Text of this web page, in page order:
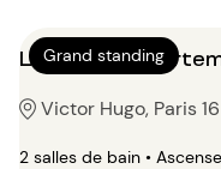
Grand standing
Location
Victor Hugo, Paris 16
2 salles de bain •